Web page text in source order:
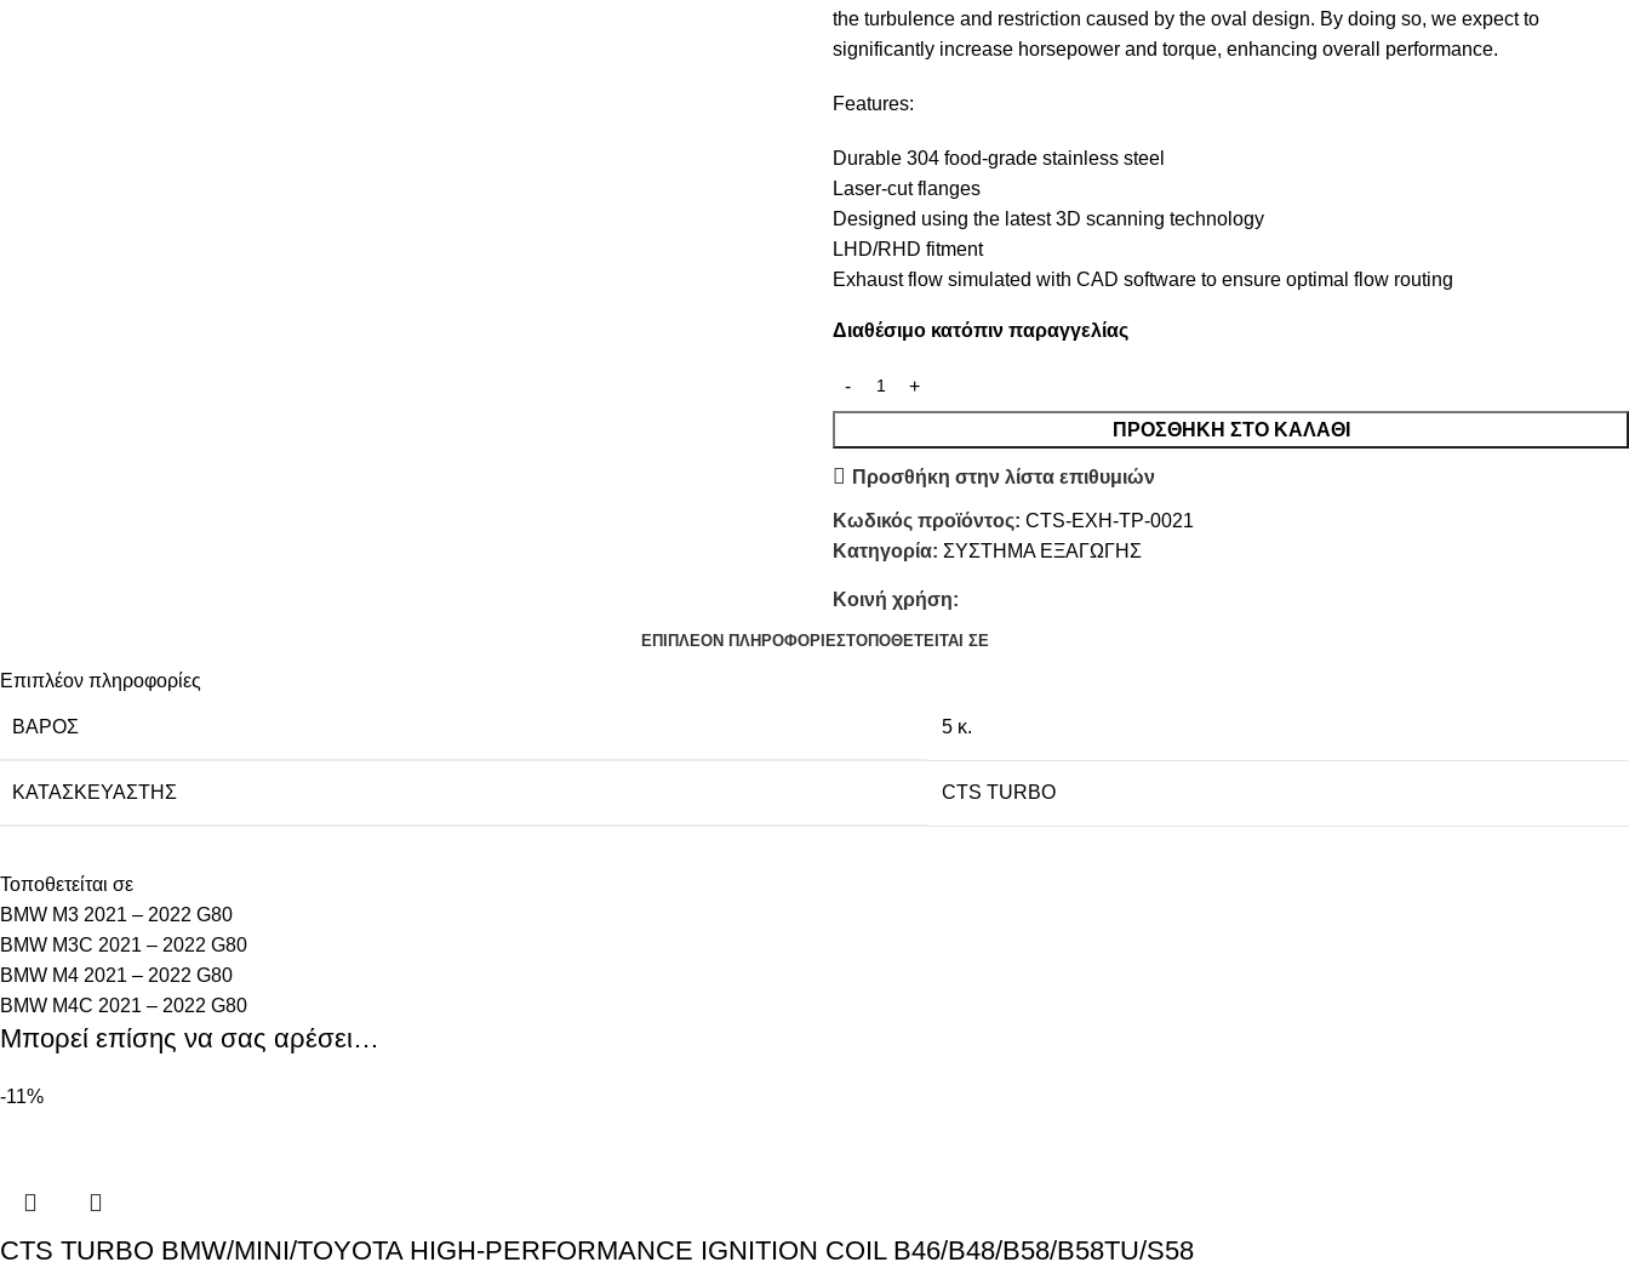
the turbulence and restriction caused by the oval design. By doing so, we expect to
significantly increase horsepower and torque, enhancing overall performance.
Features:
Durable 304 food-grade stainless steel
Laser-cut flanges
Designed using the latest 3D scanning technology
LHD/RHD fitment
Exhaust flow simulated with CAD software to ensure optimal flow routing
Διαθέσιμο κατόπιν παραγγελίας
ΠΡΟΣΘΉΚΗ ΣΤΟ ΚΑΛΆΘΙ
Προσθήκη στην λίστα επιθυμιών
Κωδικός προϊόντος: CTS-EXH-TP-0021
Κατηγορία: ΣΥΣΤΗΜΑ ΕΞΑΓΩΓΗΣ
Κοινή χρήση:
ΕΠΙΠΛΈΟΝ ΠΛΗΡΟΦΟΡΊΕΣΤΟΠΟΘΕΤΕΊΤΑΙ ΣΕ
Επιπλέον πληροφορίες
ΒΆΡΟΣ 5 κ.
ΚΑΤΑΣΚΕΥΑΣΤΉΣ CTS TURBO
Τοποθετείται σε
BMW M3 2021 – 2022 G80
BMW M3C 2021 – 2022 G80
BMW M4 2021 – 2022 G80
BMW M4C 2021 – 2022 G80
Μπορεί επίσης να σας αρέσει…
-11%
CTS TURBO BMW/MINI/TOYOTA HIGH-PERFORMANCE IGNITION COIL B46/B48/B58/B58TU/S58